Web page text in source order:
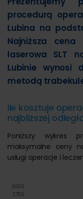
procedurą
Lubina na
Najniższa
laserowa SLT
Lubinie wynosi
metodą
Ile kosztuje
najbliższej
Poniższy wykres
maksymalne ceny
usługi operacje i
2750
3000